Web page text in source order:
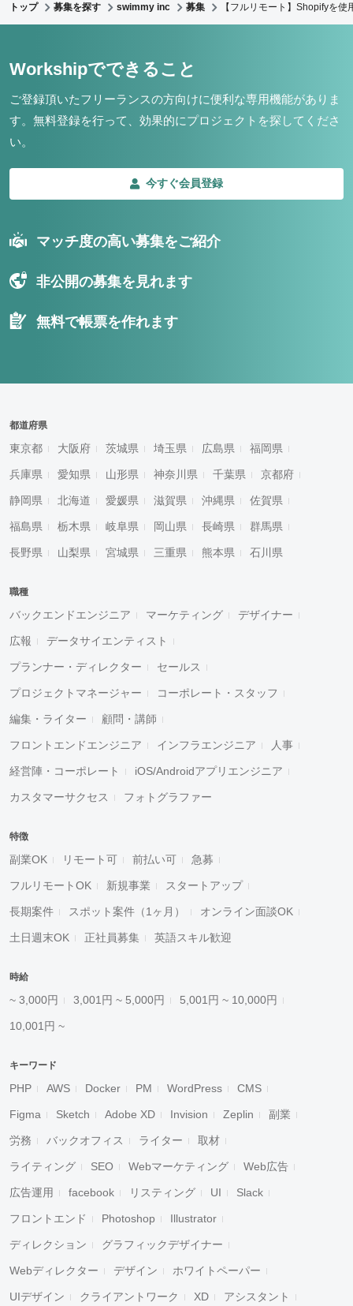
トップ 募集を探す swimmy inc 募集 【フルリモート】Shopifyを
Workshipでできること
ご登録頂いたフリーランスの方向けに便利な専用機能がありま
す。 無料登録を行って、効果的にプロジェクトを探してくださ
い。
今すぐ会員登録
マッチ度の高い募集をご紹介
非公開の募集を見れます
無料で帳票を作れます
都道府県
東京都 大阪府 茨城県 埼玉県 広島県 福岡県
兵庫県 愛知県 山形県 神奈川県 千葉県 京都府
静岡県 北海道 愛媛県 滋賀県 沖縄県 佐賀県
福島県 栃木県 岐阜県 岡山県 長崎県 群馬県
長野県 山梨県 宮城県 三重県 熊本県 石川県
職種
バックエンドエンジニア マーケティング デザイナー
広報 データサイエンティスト
プランナー・ディレクター セールス
プロジェクトマネージャー コーポレート・スタッフ
編集・ライター 顧問・講師
フロントエンドエンジニア インフラエンジニア 人事
経営陣・コーポレート iOS/Androidアプリエンジニア
カスタマーサクセス フォトグラファー
特徴
副業OK リモート可 前払い可 急募
フルリモートOK 新規事業 スタートアップ
長期案件 スポット案件（1ヶ月） オンライン面談OK
土日週末OK 正社員募集 英語スキル歓迎
時給
~ 3,000円 3,001円 ~ 5,000円 5,001円 ~ 10,000円
10,001円 ~
キーワード
PHP AWS Docker PM WordPress CMS
Figma Sketch Adobe XD Invision Zeplin 副業
労務 バックオフィス ライター 取材
ライティング SEO Webマーケティング Web広告
広告運用 facebook リスティング UI Slack
フロントエンド Photoshop Illustrator
ディレクション グラフィックデザイナー
Webディレクター デザイン ホワイトペーパー
UIデザイン クライアントワーク XD アシスタント